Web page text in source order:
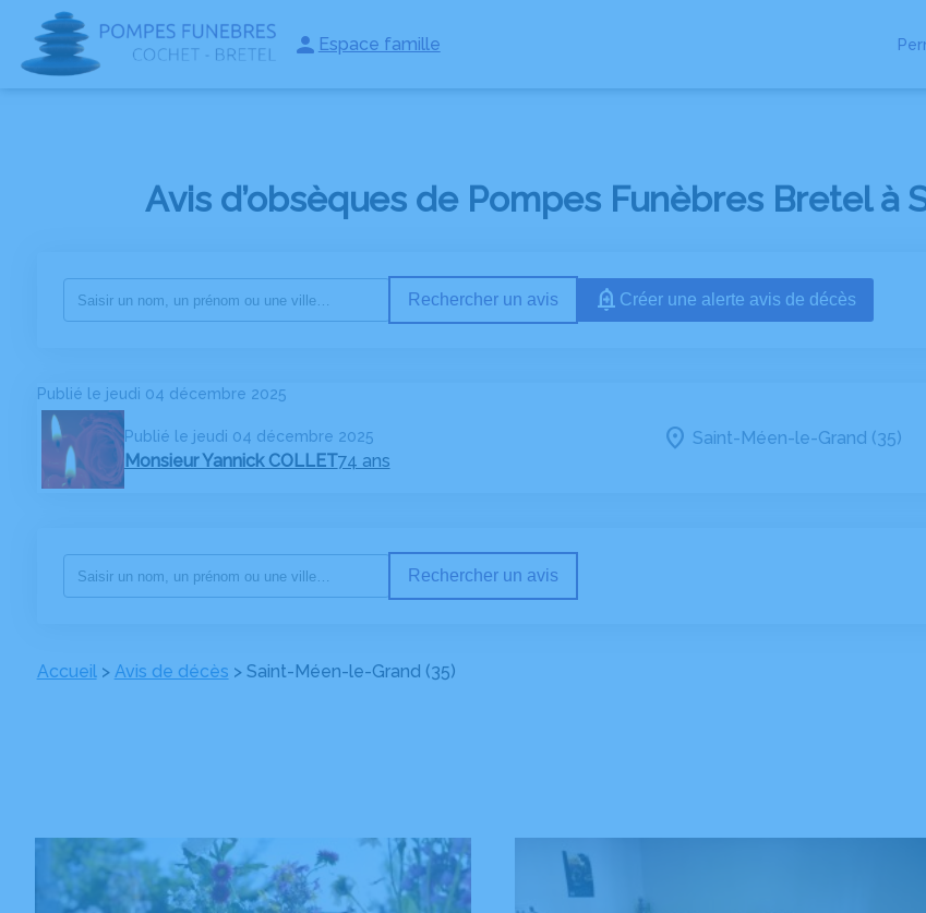
Espace famille
NOS SERVICES NOS AGENCES NOS CHAMBRES FUNERAIRES
Avis d’obsèques de Pompes Funèbres Bretel à
Rechercher un avis Créer une alerte avis de décès
Publié le jeudi 04 décembre 2025
Publié le jeudi 04 décembre 2025
Monsieur Yannick COLLET74 ans
Saint-Méen-le-Grand (35)
Rechercher un avis
Accueil> Avis de décès > Saint-Méen-le-Grand (35)